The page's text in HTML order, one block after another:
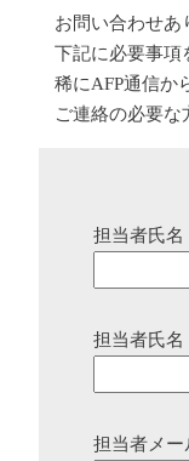
お問い合わせあ
下記に必要事項
稀にAFP通信か
ご連絡の必要
担当者氏名
担当者氏名
担当者メー